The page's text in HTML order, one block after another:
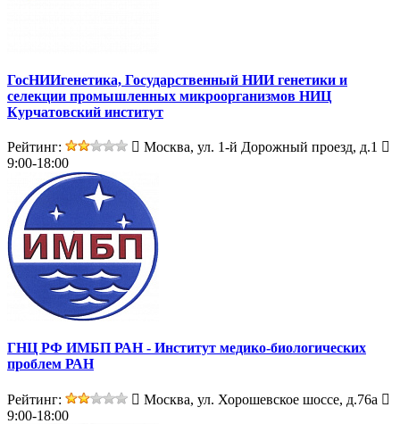
ГосНИИгенетика, Государственный НИИ генетики и
селекции промышленных микроорганизмов НИЦ
Курчатовский институт
Рейтинг:
Москва, ул. 1-й Дорожный проезд, д.1
9:00-18:00
ГНЦ РФ ИМБП РАН - Институт медико-биологических
проблем РАН
Рейтинг:
Москва, ул. Хорошевское шоссе, д.76а
9:00-18:00